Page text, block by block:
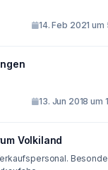
14. Feb 2021 um
13. Jun 2018 um
Volkiland